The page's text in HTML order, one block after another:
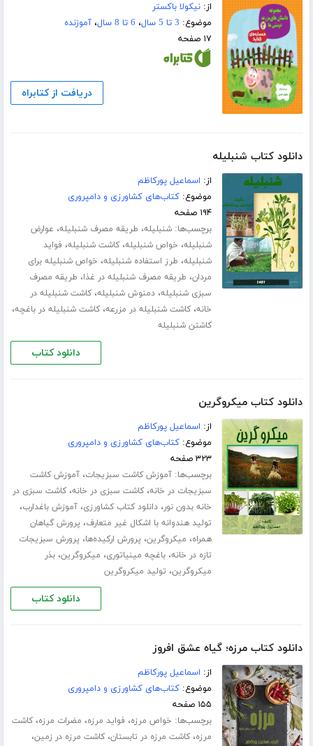
از:نیکولا باکستر
موضوع: 3 تا 5 سال ، 6 تا 8 سال ،آموزنده
۱۷ صفحه
دریافت از کتابراه
دانلود کتاب شنبلیله
از: اسماعیل پورکاظم
موضوع:کتاب‌های کشاورزی و دامپروری
۱۹۴ صفحه
برچسب‌ها:شنبلیله، طریقه مصرف شنبلیله، عوارض
شنبلیله، خواص شنبلیله،کاشت شنبلیله، فواید
شنبلیله، طرز استفاده شنبلیله، خواص شنبلیله برای
مردان، طریقه مصرف شنبلیله در غذا، طریقه مصرف
سبزی شنبلیله،دمنوش شنبلیله،کاشت شنبلیله در
خانه،کاشت شنبلیله در مزرعه،کاشت شنبلیله در باغچه،
کاشتن شنبلیله
دانلود کتاب
دانلود کتاب میکروگرین
از: اسماعیل پورکاظم
موضوع:کتاب‌های کشاورزی و دامپروری
۳۲۳ صفحه
برچسب‌ها:آموزش کاشت سبزیجات،آموزش کاشت
سبزیجات در خانه،کاشت سبزی در خانه،کاشت سبزی در
خانه بدون نور،دانلود کتاب کشاورزی،آموزش باغدارب،
تولید هندوانه با اشکال غیر متعارف، پرورش گیاهان
همراه، میکروگرین، پرورش ارکیده‌ها، پرورش سبزیجات
تازه در خانه،باغچه مینیاتوری، میکروگرین،بذر
میکروگرین، تولید میکروگرین
دانلود کتاب
دانلود کتاب مرزه؛ گیاه عشق افروز
از: اسماعیل پورکاظم
موضوع:کتاب‌های کشاورزی و دامپروری
۱۵۵ صفحه
برچسب‌ها: خواص مرزه، فواید مرزه، مضرات مرزه،کاشت
مرزه،کاشت مرزه در تابستان،کاشت مرزه در زمین،